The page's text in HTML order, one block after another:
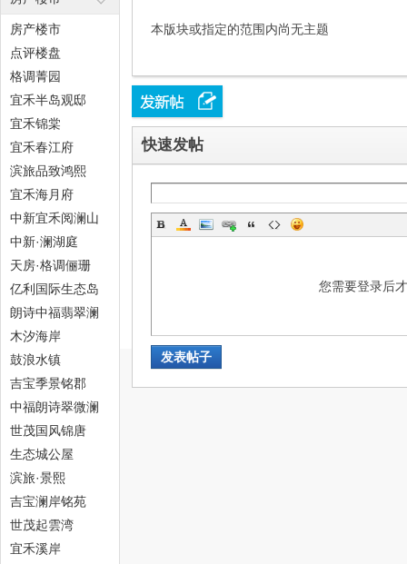
态
网
房产楼市
点评楼盘
格调菁园
宜禾半岛观邸
宜禾锦棠
宜禾春江府
滨旅品致鸿熙
宜禾海月府
中新宜禾阅澜山
中新·澜湖庭
天房·格调俪珊
亿利国际生态岛
朗诗中福翡翠澜
湾
木汐海岸
鼓浪水镇
吉宝季景铭郡
中福朗诗翠微澜
阁
世茂国风锦唐
生态城公屋
滨旅·景熙
吉宝澜岸铭苑
世茂起雲湾
宜禾溪岸
本版块或指定的范围内尚无主题
快速发帖
您需要登录后
发表帖子